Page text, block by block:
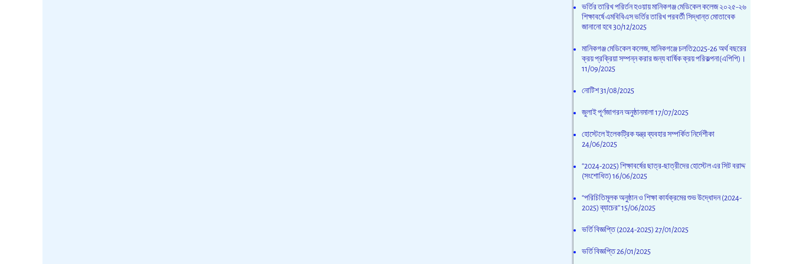
ভর্তির তারিখ পরির্তন হওয়ায় মানিকগঞ্জ মেডিকেল কলেজ ২০২৫-২৬
শিক্ষাবর্ষে এমবিবিএস ভর্তির তারিখ পরবর্তী সিদ্ধান্ত মোতাবেক
জানানো হবে30/12/2025
মানিকগঞ্জ মেডিকেল কলেজ, মানিকগঞ্জে চলতি2025-26 অর্থ বছরের
ক্রয় প্রক্রিয়া সম্পন্ন করার জন্য বার্ষিক ক্রয় পরিকল্পনা(এপিপি)।
11/09/2025
নোটিশ31/08/2025
জুলাই পূর্ণজাগরন অনুষ্ঠানমালা17/07/2025
হোস্টেলে ইলেকট্রিক যন্ত্র ব্যবহার সম্পর্কিত নির্দেশীকা
24/06/2025
“2024-2025) শিক্ষাবর্ষের ছাত্র-ছাত্রীদের হোস্টেল এর সিট বরাদ্দ
(সংশোধিত) 16/06/2025
“পরিচিতিমূলক অনুষ্ঠান ও শিক্ষা কার্যক্রমের শুভ উদ্ধোদন (2024-
2025) ব্যাচের’’15/06/2025
ভর্তি বিজ্ঞপ্তি (2024-2025) 27/01/2025
ভর্তি বিজ্ঞপ্তি26/01/2025